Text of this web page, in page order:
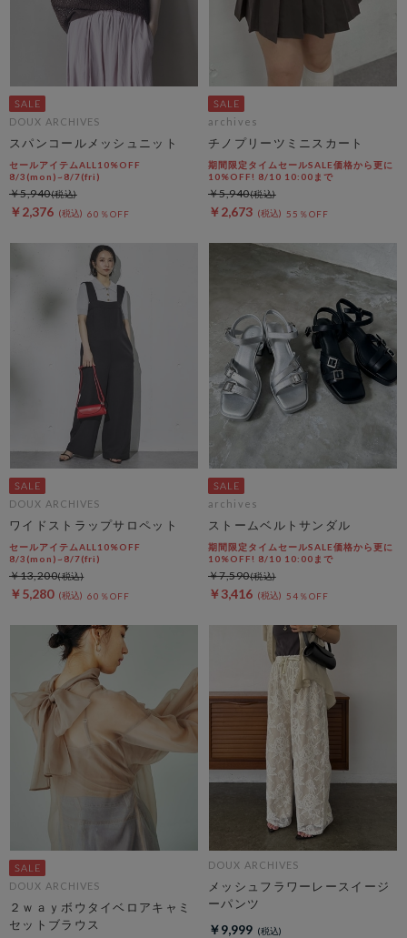
DOUX ARCHIVES
スパンコールメッシュニット
セールアイテムALL10%OFF
8/3(mon)~8/7(fri)
￥2,376 60％OFF
￥5,940
archives
チノプリーツミニスカート
期間限定タイムセールSALE価格から更に
10%OFF! 8/10 10:00まで
￥2,673 55％OFF
￥5,940
DOUX ARCHIVES
ワイドストラップサロペット
セールアイテムALL10%OFF
8/3(mon)~8/7(fri)
￥5,280 60％OFF
￥13,200
archives
ストームベルトサンダル
期間限定タイムセールSALE価格から更に
10%OFF! 8/10 10:00まで
￥3,416 54％OFF
￥7,590
DOUX ARCHIVES
２ｗａｙボウタイベロアキャミ
セットブラウス
DOUX ARCHIVES
メッシュフラワーレースイージ
ーパンツ
￥9,999